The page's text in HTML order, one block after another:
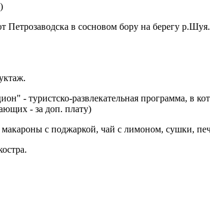
Петрозаводска в сосновом бору на берегу
- туристско-развлекательная программа, в
- за доп. плату)
с поджаркой, чай с лимоном, сушки,